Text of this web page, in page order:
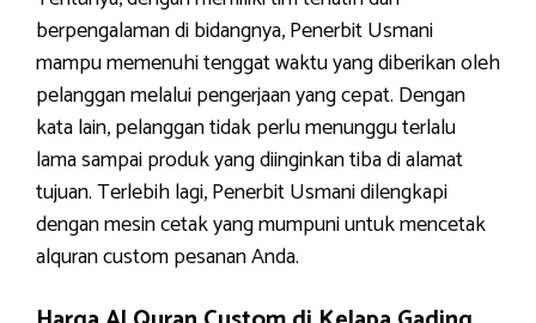
berpengalaman di bidangnya, Penerbit Usmani
mampu memenuhi tenggat waktu yang diberikan oleh
pelanggan melalui pengerjaan yang cepat. Dengan
kata lain, pelanggan tidak perlu menunggu terlalu
lama sampai produk yang diinginkan tiba di alamat
tujuan. Terlebih lagi, Penerbit Usmani dilengkapi
dengan mesin cetak yang mumpuni untuk mencetak
alquran custom pesanan Anda.